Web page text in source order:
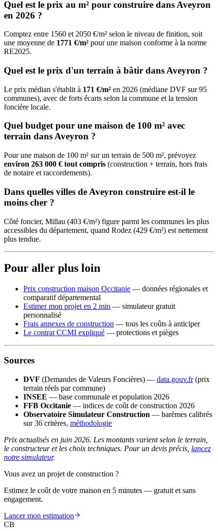
Quel est le prix au m² pour construire dans Aveyron
en 2026 ?
Comptez entre 1560 et 2050 €/m² selon le niveau de finition, soit
une moyenne de 1771 €/m² pour une maison conforme à la norme
RE2025.
Quel est le prix d'un terrain à bâtir dans Aveyron ?
Le prix médian s'établit à 171 €/m² en 2026 (médiane DVF sur 95
communes), avec de forts écarts selon la commune et la tension
foncière locale.
Quel budget pour une maison de 100 m² avec
terrain dans Aveyron ?
Pour une maison de 100 m² sur un terrain de 500 m², prévoyez
environ 263 000 € tout compris (construction + terrain, hors frais
de notaire et raccordements).
Dans quelles villes de Aveyron construire est-il le
moins cher ?
Côté foncier, Millau (403 €/m²) figure parmi les communes les plus
accessibles du département, quand Rodez (429 €/m²) est nettement
plus tendue.
Pour aller plus loin
Prix construction maison Occitanie — données régionales et
comparatif départemental
Estimer mon projet en 2 min — simulateur gratuit
personnalisé
Frais annexes de construction — tous les coûts à anticiper
Le contrat CCMI expliqué — protections et pièges
Sources
DVF (Demandes de Valeurs Foncières) — data.gouv.fr(prix
terrain réels par commune)
INSEE — base communale et population 2026
FFB Occitanie — indices de coût de construction 2026
Observatoire Simulateur Construction — barèmes calibrés
sur 36 critères, méthodologie
Prix actualisés en juin 2026. Les montants varient selon le terrain,
le constructeur et les choix techniques. Pour un devis précis, lancez
notre simulateur.
Vous avez un projet de construction ?
Estimez le coût de votre maison en 5 minutes — gratuit et sans
engagement.
Lancer mon estimation
CB